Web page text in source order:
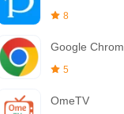
8
Google
5
OmeTV